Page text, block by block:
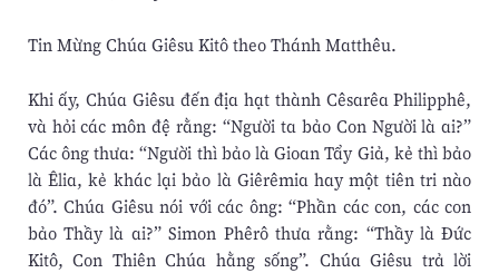
Tin Mừng Chúa Giêsu Kitô theo Thánh Matthêu.
Khi ấy, Chúa Giêsu đến địa hạt thành Cêsarêa Philipphê,
và hỏi các môn đệ rằng: “Người ta bảo Con Người là ai?”
Các ông thưa: “Người thì bảo là Gioan Tẩy Giả, kẻ thì bảo
là Êlia, kẻ khác lại bảo là Giêrêmia hay một tiên tri nào
đó”. Chúa Giêsu nói với các ông: “Phần các con, các con
bảo Thầy là ai?” Simon Phêrô thưa rằng: “Thầy là Ðức
Kitô, Con Thiên Chúa hằng sống”. Chúa Giêsu trả lời